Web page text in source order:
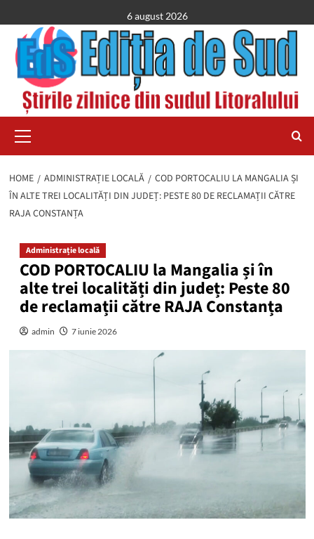
to
content
6 august 2026
Menu
HOME ADMINISTRAȚIE LOCALĂ
COD PORTOCALIU LA MANGALIA ȘI
ÎN ALTE TREI LOCALITĂȚI DIN JUDEȚ: PESTE 80 DE RECLAMAȚII CĂTRE
RAJA CONSTANȚA
Administrație locală
COD PORTOCALIU la Mangalia și în
alte trei localități din județ: Peste 80
de reclamații către RAJA Constanța
admin 7 iunie 2026